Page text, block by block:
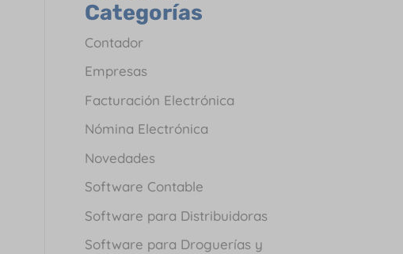
Categorías
Contador
Empresas
Facturación Electrónica
Nómina Electrónica
Novedades
Software Contable
Software para Distribuidoras
Software para Droguerías y